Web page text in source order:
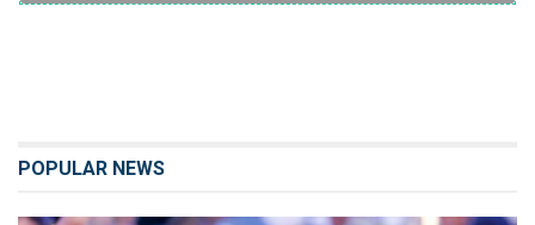
POPULAR NEWS